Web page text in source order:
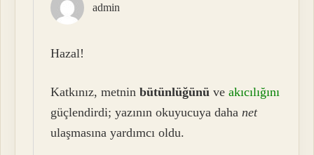
admin
Hazal!
Katkınız, metninbütünlüğünü veakıcılığını
güçlendirdi; yazının okuyucuya daha net
ulaşmasına yardımcı oldu.